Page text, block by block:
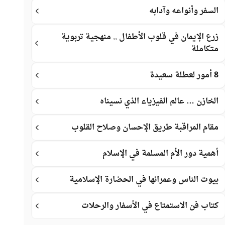
السفر وأنواعه وآدابه
زرع الإيمان في قلوب الأطفال .. منهجية تربوية
متكاملة
8 أمور لعطلة سعيدة
الخازن … عالم الفيزياء الذي نسيناه
مقام المراقبة طريق الإحسان وصلاح القلوب
أهمية دور الأم المسلمة في الإسلام
بيوت الناس وعمرانها في الحضارة الإسلامية
كتاب فن الاستمتاع في الأسفار والرحلات